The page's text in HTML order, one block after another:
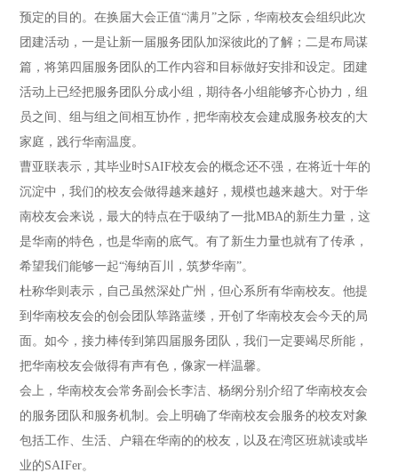
预定的目的。在换届大会正值“满月”之际，华南校友会组织此次
团建活动，一是让新一届服务团队加深彼此的了解；二是布局谋
篇，将第四届服务团队的工作内容和目标做好安排和设定。团建
活动上已经把服务团队分成小组，期待各小组能够齐心协力，组
员之间、组与组之间相互协作，把华南校友会建成服务校友的大
家庭，践行华南温度。
曹亚联表示，其毕业时SAIF校友会的概念还不强，在将近十年的
沉淀中，我们的校友会做得越来越好，规模也越来越大。对于华
南校友会来说，最大的特点在于吸纳了一批MBA的新生力量，这
是华南的特色，也是华南的底气。有了新生力量也就有了传承，
希望我们能够一起“海纳百川，筑梦华南”。
杜称华则表示，自己虽然深处广州，但心系所有华南校友。他提
到华南校友会的创会团队筚路蓝缕，开创了华南校友会今天的局
面。如今，接力棒传到第四届服务团队，我们一定要竭尽所能，
把华南校友会做得有声有色，像家一样温馨。
会上，华南校友会常务副会长李洁、杨纲分别介绍了华南校友会
的服务团队和服务机制。会上明确了华南校友会服务的校友对象
包括工作、生活、户籍在华南的的校友，以及在湾区班就读或毕
业的SAIFer。